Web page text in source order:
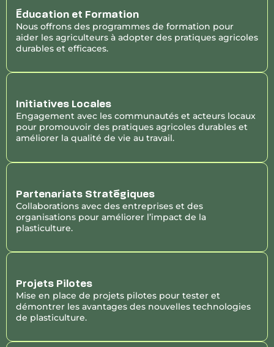
Éducation et Formation
Nous offrons des programmes de formation pour
aider les agriculteurs à adopter des pratiques agricoles
durables et efficaces.
Initiatives Locales
Engagement avec les communautés et acteurs locaux
pour promouvoir des pratiques agricoles durables et
améliorer la qualité de vie au travail.
Partenariats Stratégiques
Collaborations avec des entreprises et des
organisations pour améliorer l’impact de la
plasticulture.
Projets Pilotes
Mise en place de projets pilotes pour tester et
démontrer les avantages des nouvelles technologies
de plasticulture.